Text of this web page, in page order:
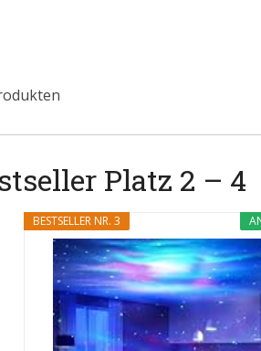
Platz 2 – 4
BESTSELLER NR. 3